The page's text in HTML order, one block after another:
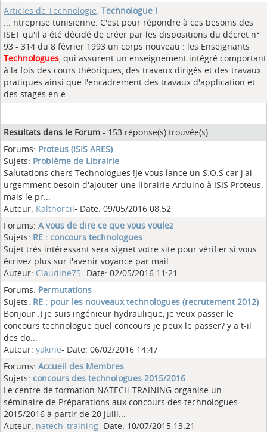
Articles de Technologie: Technologue !
... ntreprise tunisienne. C'est pour répondre à ces besoins des
ISET qu'il a été décidé de créer par les dispositions du décret n°
93 - 314 du 8 février 1993 un corps nouveau : les Enseignants
Technologues, qui assurent un enseignement intégré comportant
à la fois des cours théoriques, des travaux dirigés et des travaux
pratiques ainsi que l'encadrement des travaux d'application et
des stages en e ...
Resultats dans le Forum - 153 réponse(s) trouvée(s)
Forums: Proteus (ISIS ARES)
Sujets: Problème de Librairie
Salutations chers Technologues !Je vous lance un S.O.S car j'ai
urgemment besoin d'ajouter une librairie Arduino à ISIS Proteus,
mais le pr...
Auteur: Kalthoreil- Date: 09/05/2016 08:52
Forums: A vous de dire ce que vous voulez
Sujets: RE : concours technologues
Sujet très intéressant sera signet votre site pour vérifier si vous
écrivez plus sur l'avenir.voyance par mail
Auteur: Claudine75- Date: 02/05/2016 11:21
Forums: Permutations
Sujets: RE : pour les nouveaux technologues (recrutement 2012)
Bonjour :) je suis ingénieur hydraulique, je veux passer le
concours technologue quel concours je peux le passer? y a t-il
des do...
Auteur: yakine- Date: 06/02/2016 14:47
Forums: Accueil des Membres
Sujets: concours des technologues 2015/2016
Le centre de formation NATECH TRAINING organise un
séminaire de Préparations aux concours des technologues
2015/2016 à partir de 20 juill...
Auteur: natech_training- Date: 10/07/2015 13:21